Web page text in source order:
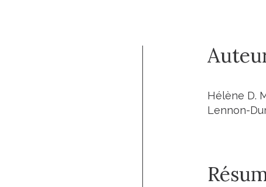
Hélène D.
Lennon-